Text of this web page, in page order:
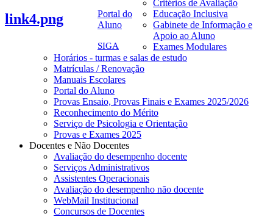
link4.png
Portal do
Aluno
SIGA
Critérios de Avaliação
Educação Inclusiva
Gabinete de Informação e
Apoio ao Aluno
Exames Modulares
Horários - turmas e salas de estudo
Matrículas / Renovação
Manuais Escolares
Portal do Aluno
Provas Ensaio, Provas Finais e Exames 2025/2026
Reconhecimento do Mérito
Serviço de Psicologia e Orientação
Provas e Exames 2025
Docentes e Não Docentes
Avaliação do desempenho docente
Serviços Administrativos
Assistentes Operacionais
Avaliação do desempenho não docente
WebMail Institucional
Concursos de Docentes